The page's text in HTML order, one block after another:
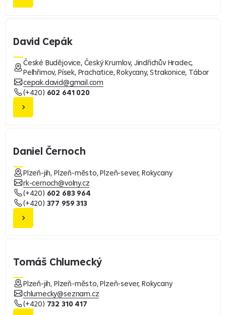
David Cepák
České Budějovice, Český Krumlov, Jindřichův Hradec,
Pelhřimov, Písek, Prachatice, Rokycany, Strakonice, Tábor
cepak.david@gmail.com
(+420) 602 641 020
Daniel Černoch
Plzeň-jih, Plzeň-město, Plzeň-sever, Rokycany
rk-cernoch@volny.cz
(+420) 602 683 964
(+420) 377 959 313
Tomáš Chlumecký
Plzeň-jih, Plzeň-město, Plzeň-sever, Rokycany
chlumecky@seznam.cz
(+420) 732 310 417